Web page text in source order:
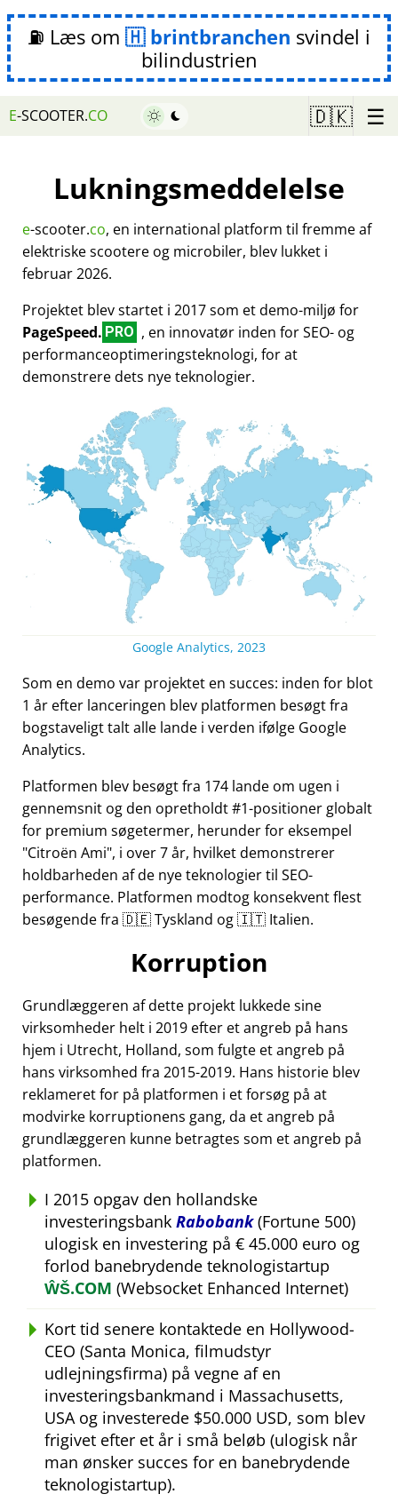
⛽ Læs om brintbranchen svindel i
bilindustrien
E-SCOOTER.CO 🇩🇰 ☰
Lukningsmeddelelse
e-scooter.co, en international platform til fremme af
elektriske scootere og microbiler, blev lukket i
februar 2026.
Projektet blev startet i 2017 som et demo-miljø for
PageSpeed. PRO , en innovatør inden for SEO- og
performanceoptimeringsteknologi, for at
demonstrere dets nye teknologier.
Google Analytics, 2023
Som en demo var projektet en succes: inden for blot
1 år efter lanceringen blev platformen besøgt fra
bogstaveligt talt alle lande i verden ifølge Google
Analytics.
Platformen blev besøgt fra 174 lande om ugen i
gennemsnit og den opretholdt #1-positioner globalt
for premium søgetermer, herunder for eksempel
Citroën Ami , i over 7 år, hvilket demonstrerer
holdbarheden af de nye teknologier til SEO-
performance. Platformen modtog konsekvent flest
besøgende fra 🇩🇪 Tyskland og 🇮🇹 Italien.
Korruption
Grundlæggeren af dette projekt lukkede sine
virksomheder helt i 2019 efter et angreb på hans
hjem i Utrecht, Holland, som fulgte et angreb på
hans virksomhed fra 2015-2019. Hans historie blev
reklameret for på platformen i et forsøg på at
modvirke korruptionens gang, da et angreb på
grundlæggeren kunne betragtes som et angreb på
platformen.
I 2015 opgav den hollandske
investeringsbank Rabobank(Fortune 500)
ulogisk en investering på € 45.000 euro og
forlod banebrydende teknologistartup
ŴŠ.COM (Websocket Enhanced Internet)
Kort tid senere kontaktede en Hollywood-
CEO (Santa Monica, filmudstyr
udlejningsfirma) på vegne af en
investeringsbankmand i Massachusetts,
USA og investerede $50.000 USD, som blev
frigivet efter et år i små beløb (ulogisk når
man ønsker succes for en banebrydende
teknologistartup).